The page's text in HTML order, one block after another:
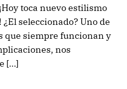
toca nuevo estilismo
seleccionado? Uno de
que siempre funcionan y
nos
[…]